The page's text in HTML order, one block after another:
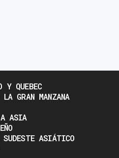
Y QUEBEC
GRAN MANZANA
ASIA
ASIÁTICO